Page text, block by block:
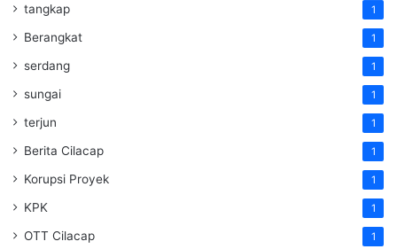
tangkap 1
Berangkat 1
serdang 1
sungai 1
terjun 1
Berita Cilacap 1
Korupsi Proyek 1
KPK 1
OTT Cilacap 1